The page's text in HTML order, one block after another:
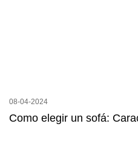
08-04-2024
Como elegir un sofá: